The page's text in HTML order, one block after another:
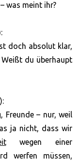
was meint ihr?
doch absolut klar,
du überhaupt
Freunde – nur, weil
ja nicht, dass wir
wegen einer
werfen müssen,